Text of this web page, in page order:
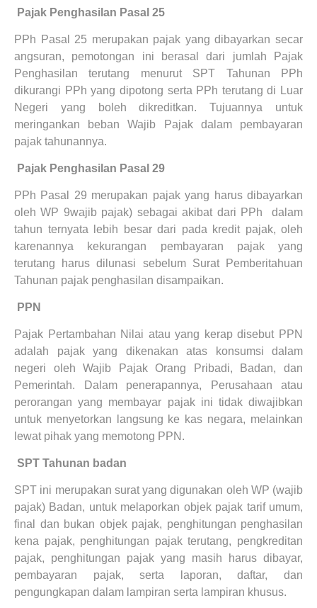
Pajak Penghasilan Pasal 25
PPh Pasal 25 merupakan pajak yang dibayarkan secar
angsuran, pemotongan ini berasal dari jumlah Pajak
Penghasilan terutang menurut SPT Tahunan PPh
dikurangi PPh yang dipotong serta PPh terutang di Luar
Negeri yang boleh dikreditkan. Tujuannya untuk
meringankan beban Wajib Pajak dalam pembayaran
pajak tahunannya.
Pajak Penghasilan Pasal 29
PPh Pasal 29 merupakan pajak yang harus dibayarkan
oleh WP 9wajib pajak) sebagai akibat dari PPh
dalam
tahun ternyata lebih besar dari pada kredit pajak, oleh
karenannya kekurangan pembayaran pajak yang
terutang harus dilunasi sebelum Surat Pemberitahuan
Tahunan pajak penghasilan disampaikan.
PPN
Pajak Pertambahan Nilai atau yang kerap disebut PPN
adalah pajak yang dikenakan atas konsumsi dalam
negeri oleh Wajib Pajak Orang Pribadi, Badan, dan
Pemerintah. Dalam penerapannya, Perusahaan atau
perorangan yang membayar pajak ini tidak diwajibkan
untuk menyetorkan langsung ke kas negara, melainkan
lewat pihak yang memotong PPN.
SPT Tahunan badan
SPT ini merupakan surat yang digunakan oleh WP (wajib
pajak) Badan, untuk melaporkan objek pajak tarif umum,
final dan bukan objek pajak, penghitungan penghasilan
kena pajak, penghitungan pajak terutang, pengkreditan
pajak, penghitungan pajak yang masih harus dibayar,
pembayaran pajak, serta laporan, daftar, dan
pengungkapan dalam lampiran serta lampiran khusus.